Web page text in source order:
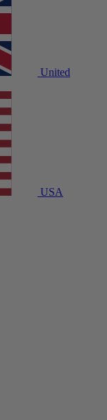
United
USA